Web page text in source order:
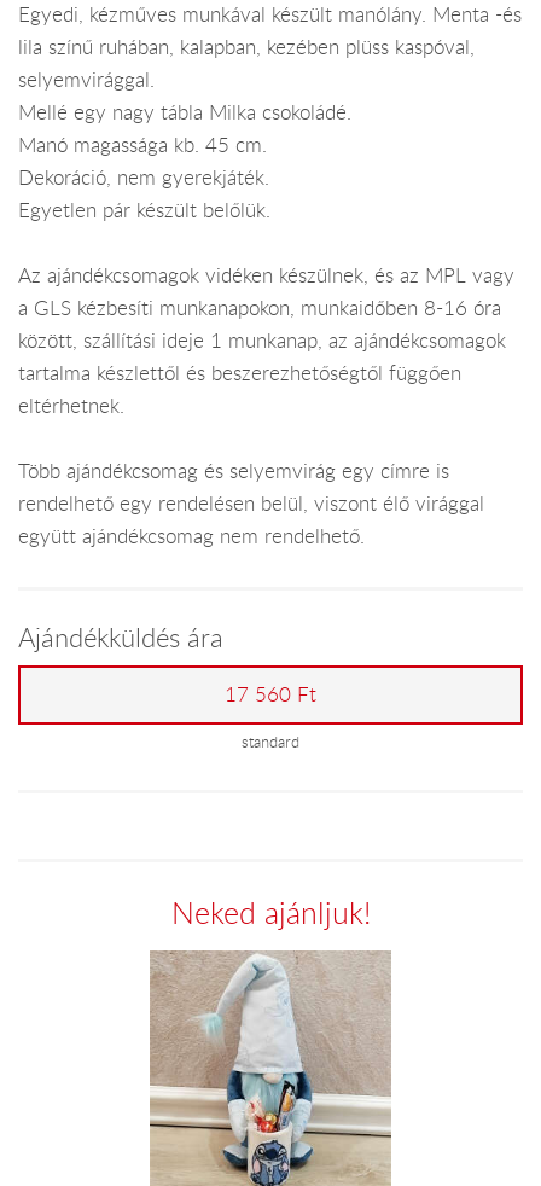
Egyedi, kézműves munkával készült manólány. Menta -és
lila színű ruhában, kalapban, kezében plüss kaspóval,
selyemvirággal.
Mellé egy nagy tábla Milka csokoládé.
Manó magassága kb. 45 cm.
Dekoráció, nem gyerekjáték.
Egyetlen pár készült belőlük.
Az ajándékcsomagok vidéken készülnek, és az MPL vagy
a GLS kézbesíti munkanapokon, munkaidőben 8-16 óra
között, szállítási ideje 1 munkanap, az ajándékcsomagok
tartalma készlettől és beszerezhetőségtől függően
eltérhetnek.
Több ajándékcsomag és selyemvirág egy címre is
rendelhető egy rendelésen belül, viszont élő virággal
együtt ajándékcsomag nem rendelhető.
Ajándékküldés ára
17 560 Ft
standard
Neked ajánljuk!